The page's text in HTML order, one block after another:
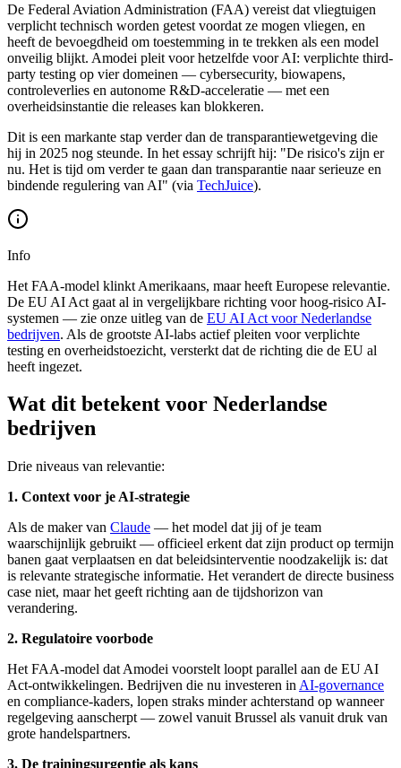
De Federal Aviation Administration (FAA) vereist dat vliegtuigen
verplicht technisch worden getest voordat ze mogen vliegen, en
heeft de bevoegdheid om toestemming in te trekken als een model
onveilig blijkt. Amodei pleit voor hetzelfde voor AI: verplichte third-
party testing op vier domeinen — cybersecurity, biowapens,
controleverlies en autonome R&D-acceleratie — met een
overheidsinstantie die releases kan blokkeren.
Dit is een markante stap verder dan de transparantiewetgeving die
hij in 2025 nog steunde. In het essay schrijft hij: "De risico's zijn er
nu. Het is tijd om verder te gaan dan transparantie naar serieuze en
bindende regulering van AI" (via TechJuice).
Info
Het FAA-model klinkt Amerikaans, maar heeft Europese relevantie.
De EU AI Act gaat al in vergelijkbare richting voor hoog-risico AI-
systemen — zie onze uitleg van de EU AI Act voor Nederlandse
bedrijven. Als de grootste AI-labs actief pleiten voor verplichte
testing en overheidstoezicht, versterkt dat de richting die de EU al
heeft ingezet.
Wat dit betekent voor Nederlandse
bedrijven
Drie niveaus van relevantie:
1. Context voor je AI-strategie
Als de maker van Claude — het model dat jij of je team
waarschijnlijk gebruikt — officieel erkent dat zijn product op termijn
banen gaat verplaatsen en dat beleidsinterventie noodzakelijk is: dat
is relevante strategische informatie. Het verandert de directe business
case niet, maar het geeft richting aan de tijdshorizon van
verandering.
2. Regulatoire voorbode
Het FAA-model dat Amodei voorstelt loopt parallel aan de EU AI
Act-ontwikkelingen. Bedrijven die nu investeren in AI-governance
en compliance-kaders, lopen straks minder achterstand op wanneer
regelgeving aanscherpt — zowel vanuit Brussel als vanuit druk van
grote handelspartners.
3. De trainingsurgentie als kans